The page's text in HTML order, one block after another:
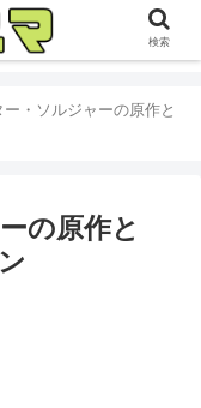
ー・ソルジャーの原作と
の原作と
検索